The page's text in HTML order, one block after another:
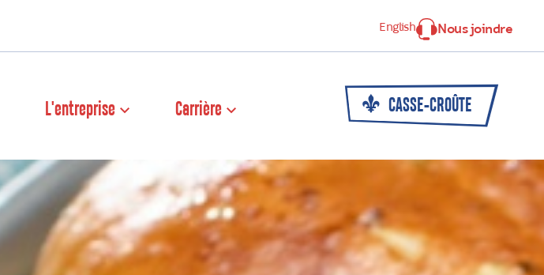
English Nous joindre
L'entreprise Carrière CASSE-CROÛTE